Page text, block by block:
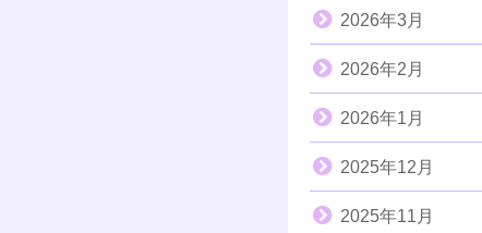
2026年3月
2026年2月
2026年1月
2025年12月
2025年11月